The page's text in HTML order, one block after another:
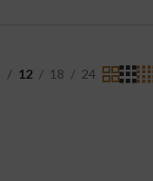
12 18 24